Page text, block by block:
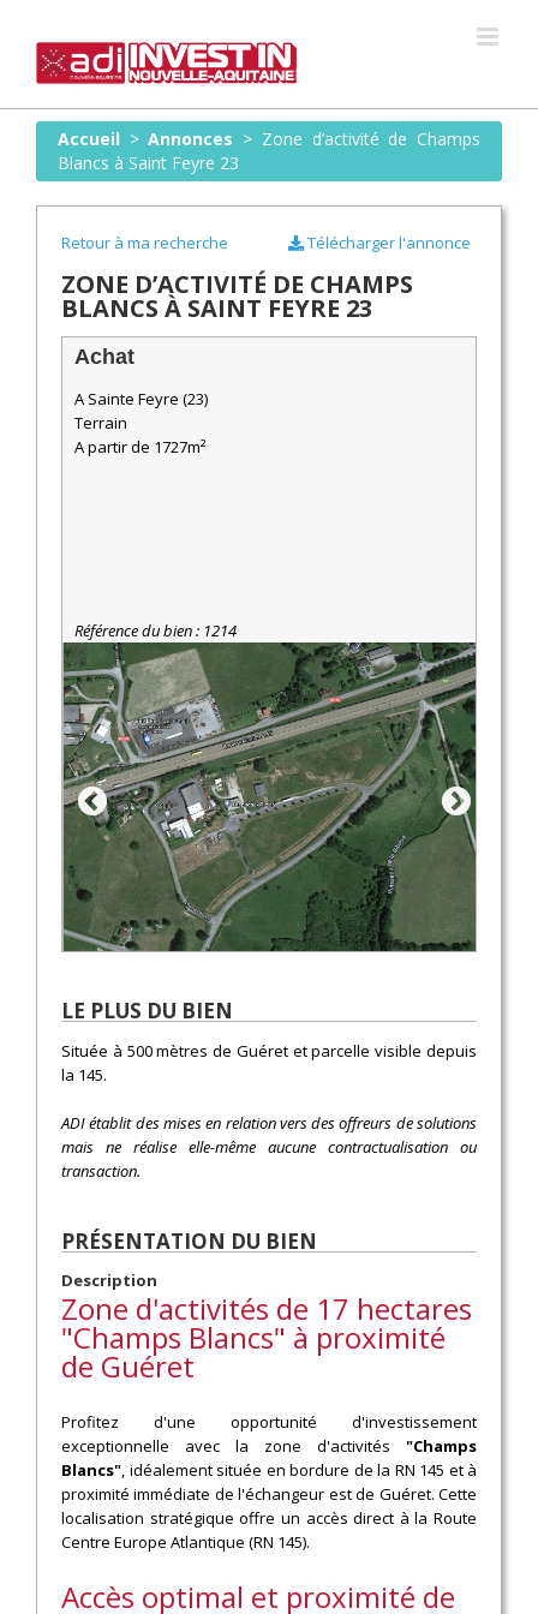
content
Accueil >Annonces > Zone d’activité de Champs
Blancs à Saint Feyre 23
Retour à ma recherche
ZONE D’ACTIVITÉ DE CHAMPS
BLANCS À SAINT FEYRE 23
Télécharger l'annonce
Achat
A Sainte Feyre (23)
Terrain
A partir de 1727m²
Référence du bien : 1214
LE PLUS DU BIEN
Située à 500 mètres de Guéret et parcelle visible depuis
la 145.
ADI établit des mises en relation vers des offreurs de solutions
mais ne réalise elle-même aucune contractualisation ou
transaction.
PRÉSENTATION DU BIEN
Description
Zone d'activités de 17 hectares
"Champs Blancs" à proximité
de Guéret
Profitez d'une opportunité d'investissement
exceptionnelle avec la zone d'activités "Champs
Blancs", idéalement située en bordure de la RN 145 et à
proximité immédiate de l'échangeur est de Guéret. Cette
localisation stratégique offre un accès direct à la Route
Centre Europe Atlantique (RN 145).
Accès optimal et proximité de